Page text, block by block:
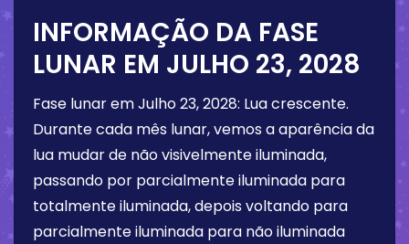
INFORMAÇÃO DA FASE
LUNAR EM JULHO 23, 2028
Fase lunar emJulho 23, 2028: Lua crescente.
Durante cada mês lunar, vemos a aparência da
lua mudar de não visivelmente iluminada,
passando por parcialmente iluminada para
totalmente iluminada, depois voltando para
parcialmente iluminada para não iluminada